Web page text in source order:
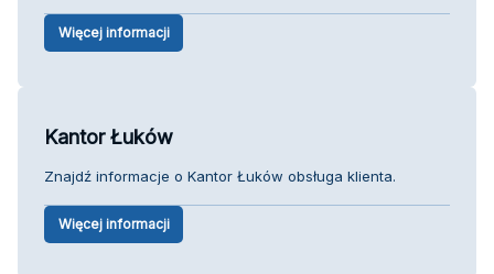
Więcej informacji
Kantor Łuków
Znajdź informacje o Kantor Łuków obsługa klienta.
Więcej informacji